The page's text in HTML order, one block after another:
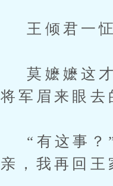
王倾君一怔
莫嬷嬷这才
将军眉来眼去
“有这事？”
亲，我再回王